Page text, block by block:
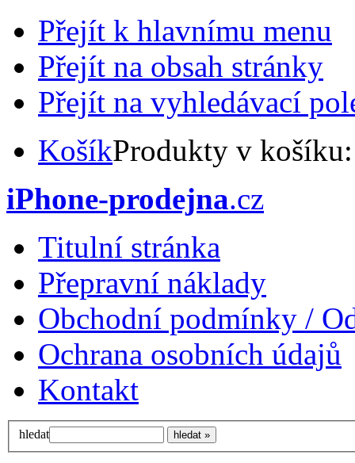
Přejít k hlavnímu menu
Přejít na obsah stránky
Přejít na vyhledávací
KošíkProdukty v
iPhone-prodejna.cz
Titulní stránka
Přepravní náklady
Obchodní podmínky /
Ochrana osobních údajů
Kontakt
hledat